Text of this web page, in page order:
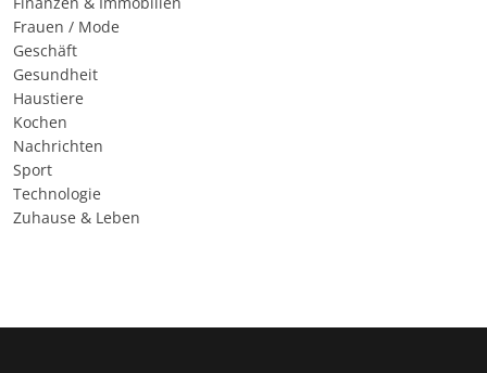
Frauen / Mode
Geschäft
Gesundheit
Haustiere
Kochen
Nachrichten
Sport
Technologie
Zuhause & Leben